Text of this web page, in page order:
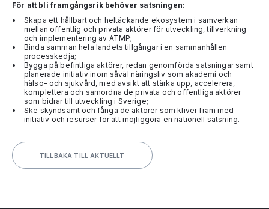
För att bli framgångsrik behöver satsningen:
Skapa ett hållbart och heltäckande ekosystem i samverkan
mellan offentlig och privata aktörer för utveckling, tillverkning
och implementering av ATMP;
Binda samman hela landets tillgångar i en sammanhållen
processkedja;
Bygga på befintliga aktörer, redan genomförda satsningar samt
planerade initiativ inom såväl näringsliv som akademi och
hälso- och sjukvård, med avsikt att stärka upp, accelerera,
komplettera och samordna de privata och offentliga aktörer
som bidrar till utveckling i Sverige;
Ske skyndsamt och fånga de aktörer som kliver fram med
initiativ och resurser för att möjliggöra en nationell satsning.
TILLBAKA TILL AKTUELLT